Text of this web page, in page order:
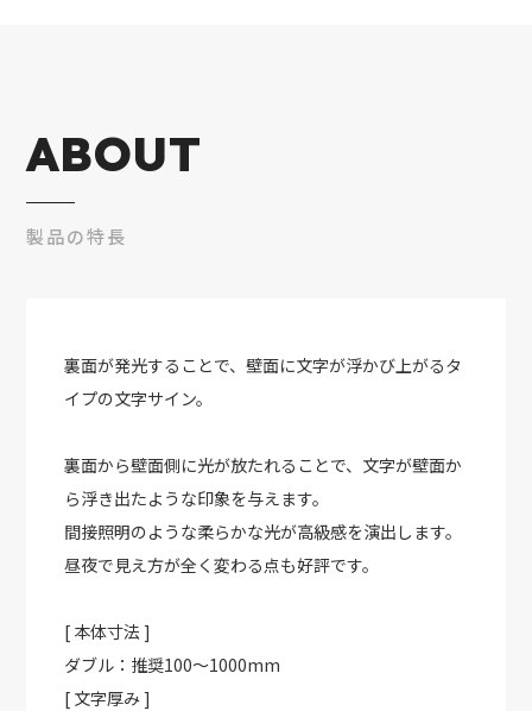
ABOUT
製品の特長
裏面が発光することで、壁面に文字が浮かび上がるタ
イプの文字サイン。
裏面から壁面側に光が放たれることで、文字が壁面か
ら浮き出たような印象を与えます。
間接照明のような柔らかな光が高級感を演出します。
昼夜で見え方が全く変わる点も好評です。
[ 本体寸法 ]
ダブル：推奨100～1000mm
[ 文字厚み ]